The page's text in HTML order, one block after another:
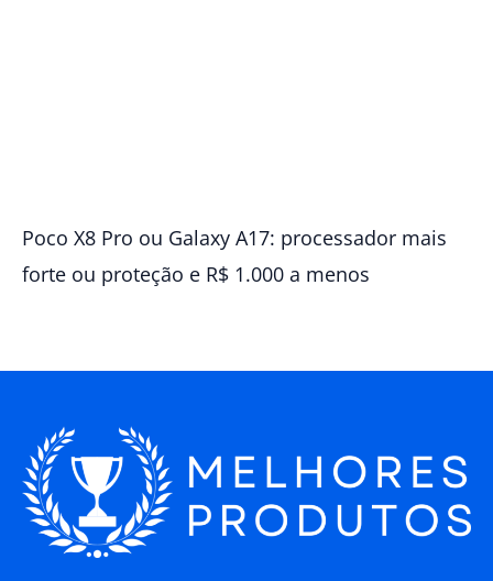
Poco X8 Pro ou Galaxy A17: processador mais
forte ou proteção e R$ 1.000 a menos